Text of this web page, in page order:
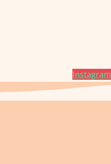
Instagram